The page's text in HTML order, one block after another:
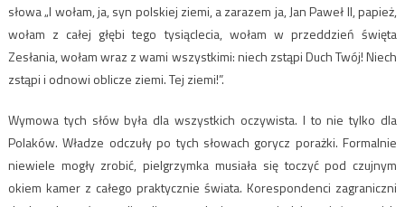
słowa „I wołam, ja, syn polskiej ziemi, a zarazem ja, Jan Paweł II, papież,
wołam z całej głębi tego tysiąclecia, wołam w przeddzień święta
Zesłania, wołam wraz z wami wszystkimi: niech zstąpi Duch Twój! Niech
zstąpi i odnowi oblicze ziemi. Tej ziemi!”.
Wymowa tych słów była dla wszystkich oczywista. I to nie tylko dla
Polaków. Władze odczuły po tych słowach gorycz porażki. Formalnie
niewiele mogły zrobić, pielgrzymka musiała się toczyć pod czujnym
okiem kamer z całego praktycznie świata. Korespondenci zagraniczni